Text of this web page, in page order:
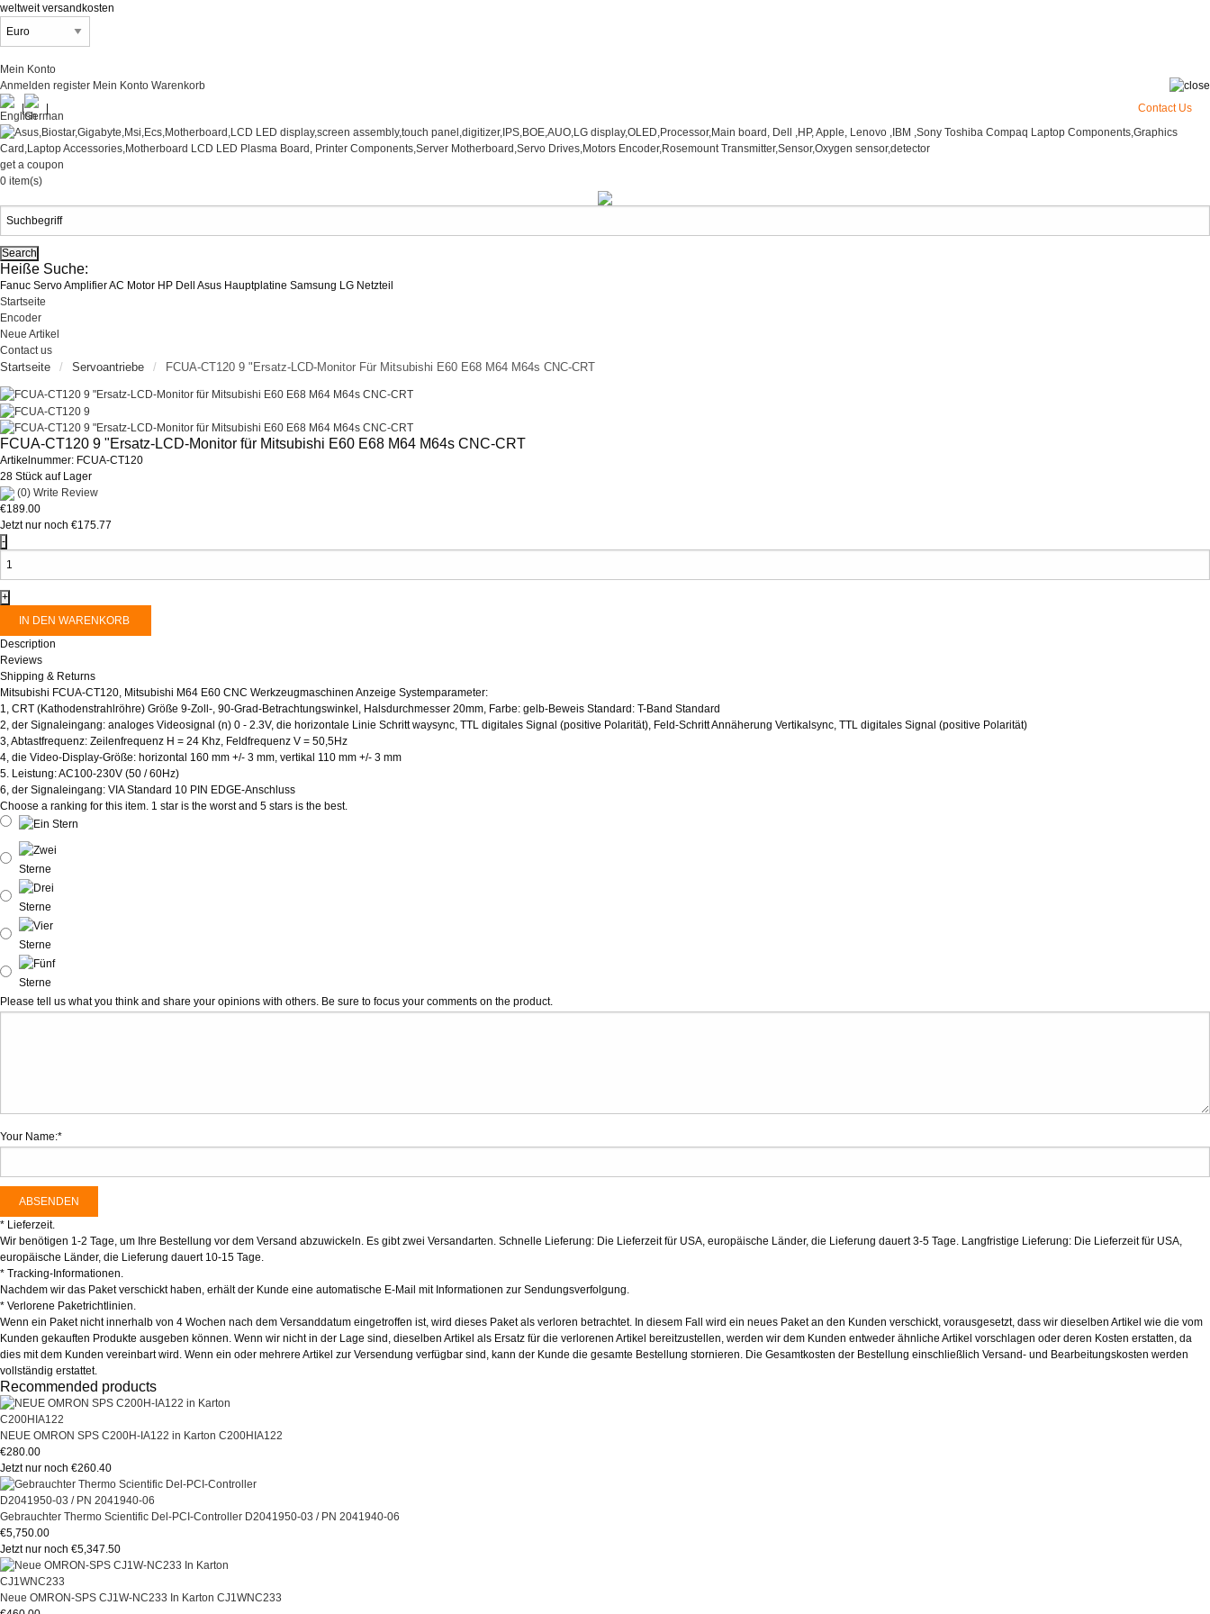
weltweit versandkosten
Mein Konto
Anmelden register Mein Konto Warenkorb
Contact Us
get a coupon
0 item(s)
Heiße Suche:
Fanuc Servo Amplifier AC Motor HP Dell Asus Hauptplatine Samsung LG Netzteil
Startseite
Encoder
Neue Artikel
Contact us
Startseite Servoantriebe FCUA-CT120 9 "Ersatz-LCD-Monitor Für Mitsubishi E60 E68 M64 M64s CNC-CRT
FCUA-CT120 9 "Ersatz-LCD-Monitor für Mitsubishi E60 E68 M64 M64s CNC-CRT
Artikelnummer: FCUA-CT120
28 Stück auf Lager
(0) Write Review
€189.00
Jetzt nur noch €175.77
Description
Reviews
Shipping & Returns
Mitsubishi FCUA-CT120, Mitsubishi M64 E60 CNC Werkzeugmaschinen Anzeige Systemparameter:
1, CRT (Kathodenstrahlröhre) Größe 9-Zoll-, 90-Grad-Betrachtungswinkel, Halsdurchmesser 20mm, Farbe: gelb-Beweis Standard: T-Band Standard
2, der Signaleingang: analoges Videosignal (n) 0 - 2.3V, die horizontale Linie Schritt waysync, TTL digitales Signal (positive Polarität), Feld-Schritt Annäherung Vertikalsync, TTL digitales Signal (positive Polarität)
3, Abtastfrequenz: Zeilenfrequenz H = 24 Khz, Feldfrequenz V = 50,5Hz
4, die Video-Display-Größe: horizontal 160 mm +/- 3 mm, vertikal 110 mm +/- 3 mm
5. Leistung: AC100-230V (50 / 60Hz)
6, der Signaleingang: VIA Standard 10 PIN EDGE-Anschluss
Choose a ranking for this item. 1 star is the worst and 5 stars is the best.
Please tell us what you think and share your opinions with others. Be sure to focus your comments on the product.
Your Name:*
* Lieferzeit.
Wir benötigen 1-2 Tage, um Ihre Bestellung vor dem Versand abzuwickeln. Es gibt zwei Versandarten. Schnelle Lieferung: Die Lieferzeit für USA, europäische Länder, die Lieferung dauert 3-5 Tage. Langfristige Lieferung: Die Lieferzeit für USA,
europäische Länder, die Lieferung dauert 10-15 Tage.
* Tracking-Informationen.
Nachdem wir das Paket verschickt haben, erhält der Kunde eine automatische E-Mail mit Informationen zur Sendungsverfolgung.
* Verlorene Paketrichtlinien.
Wenn ein Paket nicht innerhalb von 4 Wochen nach dem Versanddatum eingetroffen ist, wird dieses Paket als verloren betrachtet. In diesem Fall wird ein neues Paket an den Kunden verschickt, vorausgesetzt, dass wir dieselben Artikel wie die vom
Kunden gekauften Produkte ausgeben können. Wenn wir nicht in der Lage sind, dieselben Artikel als Ersatz für die verlorenen Artikel bereitzustellen, werden wir dem Kunden entweder ähnliche Artikel vorschlagen oder deren Kosten erstatten, da
dies mit dem Kunden vereinbart wird. Wenn ein oder mehrere Artikel zur Versendung verfügbar sind, kann der Kunde die gesamte Bestellung stornieren. Die Gesamtkosten der Bestellung einschließlich Versand- und Bearbeitungskosten werden
vollständig erstattet.
Recommended products
NEUE OMRON SPS C200H-IA122 in Karton C200HIA122
€280.00
Jetzt nur noch €260.40
Gebrauchter Thermo Scientific Del-PCI-Controller D2041950-03 / PN 2041940-06
€5,750.00
Jetzt nur noch €5,347.50
Neue OMRON-SPS CJ1W-NC233 In Karton CJ1WNC233